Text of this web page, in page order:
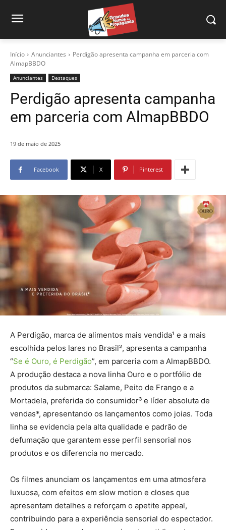
Início Anunciantes
Perdigão apresenta campanha em parceria com
AlmapBBDO
Anunciantes Destaques
Perdigão apresenta campanha
em parceria com AlmapBBDO
19 de maio de 2025
Facebook X Pinterest
A Perdigão, marca de alimentos mais vendida¹ e a mais
escolhida pelos lares no Brasil², apresenta a campanha
“Se é Ouro, é Perdigão”, em parceria com a AlmapBBDO.
A produção destaca a nova linha Ouro e o portfólio de
produtos da submarca: Salame, Peito de Frango e a
Mortadela, preferida do consumidor³ e líder absoluta de
vendas*, apresentando os lançamentos como joias. Toda
linha se evidencia pela alta qualidade e padrão de
defumação que garantem esse perfil sensorial nos
produtos e os diferencia no mercado.
Os filmes anunciam os lançamentos em uma atmosfera
luxuosa, com efeitos em slow motion e closes que
apresentam detalhes e reforçam o apetite appeal,
contribuindo para a experiência sensorial do espectador.